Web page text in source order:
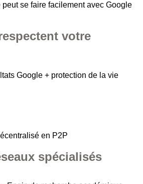
se faire facilement avec Google
votre
Google + protection de la vie
en P2P
spécialisés